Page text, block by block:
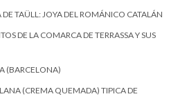
DE TAÜLL: JOYA DEL ROMÁNICO CATALÁN
DE LA COMARCA DE TERRASSA Y SUS
(BARCELONA)
(CREMA QUEMADA) TIPICA DE